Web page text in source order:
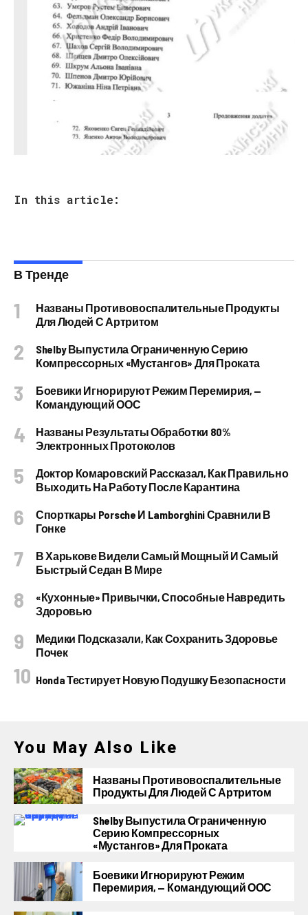
In this article:
В Тренде
Названы Противовоспалительные Продукты
Для Людей С Артритом
Shelby Выпустила Ограниченную Серию
Компрессорных «Мустангов» Для Проката
Боевики Игнорируют Режим Перемирия, —
Командующий ООС
Названы Результаты Обработки 80%
Электронных Протоколов
Доктор Комаровский Рассказал, Как Правильно
Выходить На Работу После Карантина
Спорткары Porsche И Lamborghini Сравнили В
Гонке
В Харькове Видели Самый Мощный И Самый
Быстрый Седан В Мире
«Кухонные» Привычки, Способные Навредить
Здоровью
Медики Подсказали, Как Сохранить Здоровье
Почек
Honda Тестирует Новую Подушку Безопасности
You May Also Like
Названы Противовоспалительные
Продукты Для Людей С Артритом
Shelby Выпустила Ограниченную
Серию Компрессорных
«Мустангов» Для Проката
Боевики Игнорируют Режим
Перемирия, — Командующий ООС